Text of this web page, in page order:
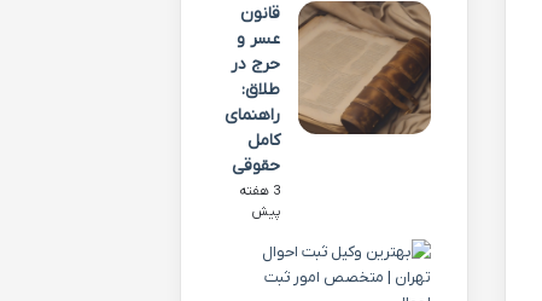
قانون
عسر و
حرج در
طلاق:
راهنمای
کامل
حقوقی
3 هفته
پیش